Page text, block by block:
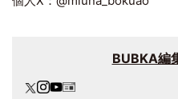
BUBKA編